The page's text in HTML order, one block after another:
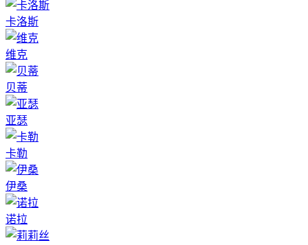
卡洛斯
维克
贝蒂
亚瑟
卡勒
伊桑
诺拉